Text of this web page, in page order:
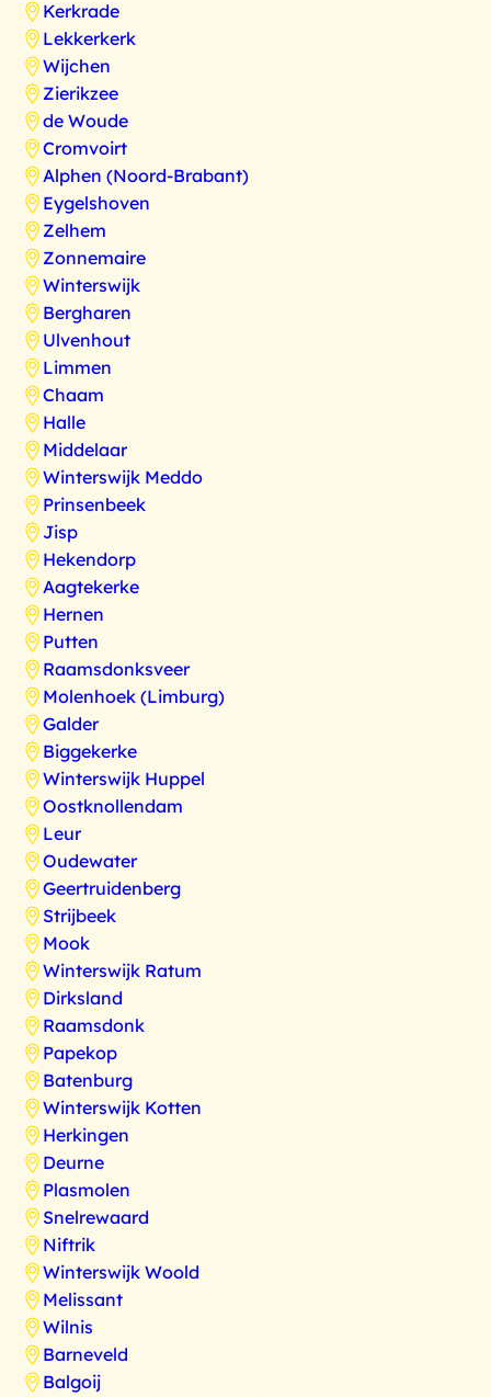
Kerkrade
Lekkerkerk
Wijchen
Zierikzee
de Woude
Cromvoirt
Alphen (Noord-Brabant)
Eygelshoven
Zelhem
Zonnemaire
Winterswijk
Bergharen
Ulvenhout
Limmen
Chaam
Halle
Middelaar
Winterswijk Meddo
Prinsenbeek
Jisp
Hekendorp
Aagtekerke
Hernen
Putten
Raamsdonksveer
Molenhoek (Limburg)
Galder
Biggekerke
Winterswijk Huppel
Oostknollendam
Leur
Oudewater
Geertruidenberg
Strijbeek
Mook
Winterswijk Ratum
Dirksland
Raamsdonk
Papekop
Batenburg
Winterswijk Kotten
Herkingen
Deurne
Plasmolen
Snelrewaard
Niftrik
Winterswijk Woold
Melissant
Wilnis
Barneveld
Balgoij